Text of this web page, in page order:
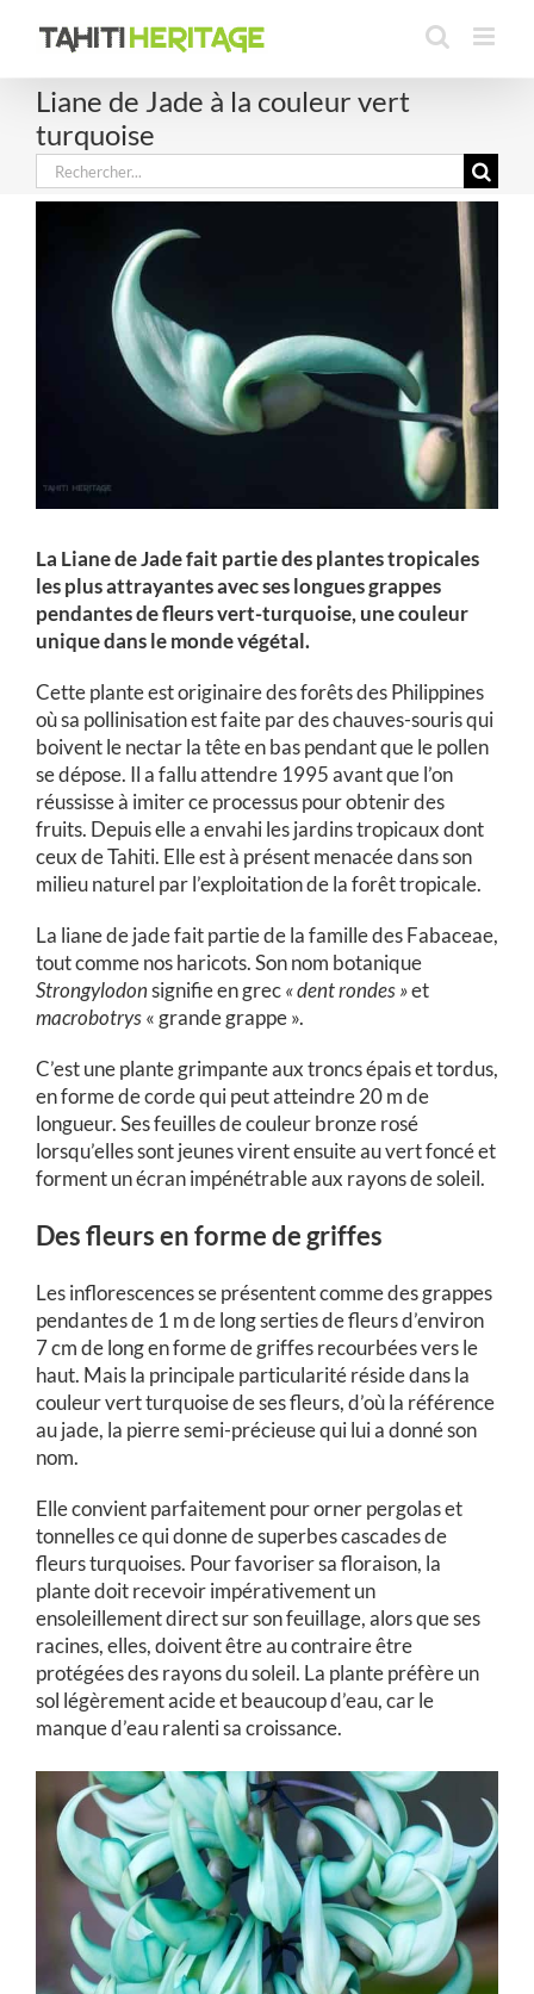
Liane de Jade à la couleur vert
turquoise
Rechercher:
La Liane de Jade fait partie des plantes tropicales
les plus attrayantes avec ses longues grappes
pendantes de fleurs vert-turquoise, une couleur
unique dans le monde végétal.
Cette plante est originaire des forêts des Philippines
où sa pollinisation est faite par des chauves-souris qui
boivent le nectar la tête en bas pendant que le pollen
se dépose. Il a fallu attendre 1995 avant que l’on
réussisse à imiter ce processus pour obtenir des
fruits. Depuis elle a envahi les jardins tropicaux dont
ceux de Tahiti. Elle est à présent menacée dans son
milieu naturel par l’exploitation de la forêt tropicale.
La liane de jade fait partie de la famille des Fabaceae,
tout comme nos haricots. Son nom botanique
Strongylodonsignifie en grec« dent rondes »et
macrobotrys« grande grappe ».
C’est une plante grimpante aux troncs épais et tordus,
en forme de corde qui peut atteindre 20 m de
longueur. Ses feuilles de couleur bronze rosé
lorsqu’elles sont jeunes virent ensuite au vert foncé et
forment un écran impénétrable aux rayons de soleil.
Des fleurs en forme de griffes
Les inflorescences se présentent comme des grappes
pendantes de 1 m de long serties de fleurs d’environ
7 cm de long en forme de griffes recourbées vers le
haut. Mais la principale particularité réside dans la
couleur vert turquoise de ses fleurs, d’où la référence
au jade, la pierre semi-précieuse qui lui a donné son
nom.
Elle convient parfaitement pour orner pergolas et
tonnelles ce qui donne de superbes cascades de
fleurs turquoises. Pour favoriser sa floraison, la
plante doit recevoir impérativement un
ensoleillement direct sur son feuillage, alors que ses
racines, elles, doivent être au contraire être
protégées des rayons du soleil. La plante préfère un
sol légèrement acide et beaucoup d’eau, car le
manque d’eau ralenti sa croissance.